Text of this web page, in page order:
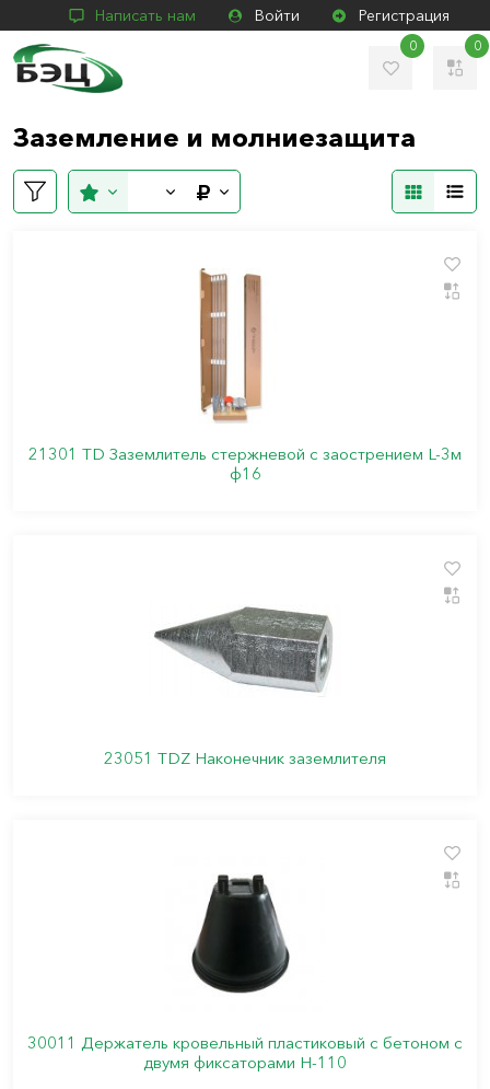
Написать нам Войти Регистрация
0 0
Заземление и молниезащита
21301 TD Заземлитель стержневой c заострением L-3м
ф16
23051 TDZ Наконечник заземлителя
30011 Держатель кровельный пластиковый с бетоном с
двумя фиксаторами Н-110